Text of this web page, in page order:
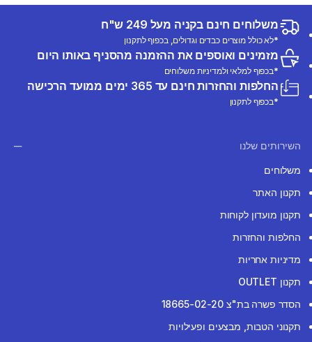
משלוחים חינם בקניה מעל 249 ש"ח
*לא כולל מוצרים כבדים וגדולים, בכפוף לתקנון
מזמינים ואוספים את ההזמנה מהסניף באותו היום
*בכפוף למלאי ולמדיניות משלוחים
החלפות והחזרות חינם עד 365 ימים ממועד הרכישה
*בכפוף לתקנון
השירותים שלנו
משלוחים
תקנון האתר
תקנון מועדון לקוחות
החלפות והחזרות
מדיניות אחריות
תקנון OUTLET
הסדר פשרה בת"צ 18665-02-20
תקנוני הטבות, מבצעים ופעילויות